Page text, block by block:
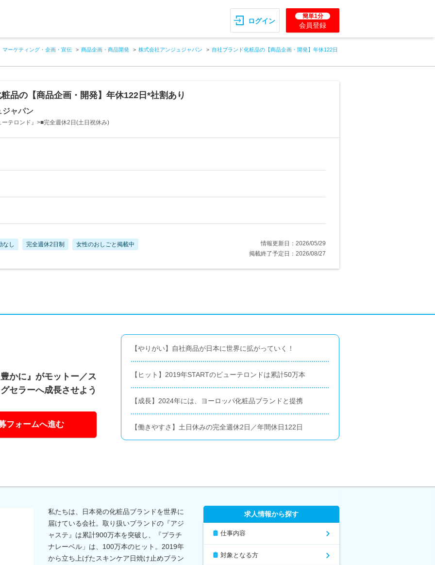
ログイン
簡単1分
会員登録
マーケティング・企画・宣伝 商品企画・商品開発 株式会社アンジュジャパン 自社ブランド化粧品の【商品企画・開発】年休122日
品の【商品企画・開発】年休122日*社割あり
ジャパン
テロンド』>■完全週休2日(土日祝休み)
なし 完全週休2日制 女性のおしごと掲載中
情報更新日：2026/05/29
掲載終了予定日：2026/08/27
かに』がモットー／ス
セラーへ成長させよう
フォームへ進む
【やりがい】自社商品が日本に世界に拡がっていく！
【ヒット】2019年STARTのビューテロンドは累計50万本
【成長】2024年には、ヨーロッパ化粧品ブランドと提携
【働きやすさ】土日休みの完全週休2日／年間休日122日
私たちは、日本発の化粧品ブランドを世界に
届けている会社。取り扱いブランドの『アジ
ャステ』は累計900万本を突破し、『プラチ
ナレーベル」は、100万本のヒット。2019年
から立ち上げたスキンケア日焼け止めブラン
求人情報から探す
仕事内容
対象となる方